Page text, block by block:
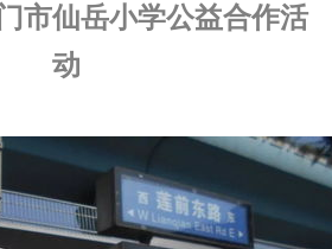
市仙岳小学公益合作活
动